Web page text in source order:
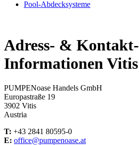
Pool-Abdecksysteme
Adress- & Kontakt-
Informationen Vitis
PUMPENoase Handels GmbH
Europastraße 19
3902 Vitis
Austria
T: +43 2841 80595-0
E: office@pumpenoase.at